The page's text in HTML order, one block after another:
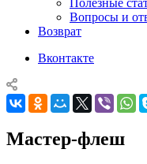
Полезные
Вопросы и
Возврат
Вконтакте
Мастер-флеш